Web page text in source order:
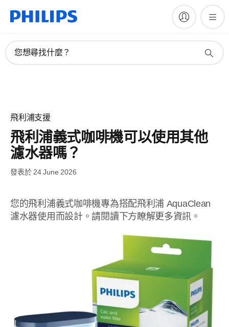
您想尋找什麼？
飛利浦支援
飛利浦義式咖啡機可以使用其他
濾水器嗎？
發表於 24 June 2026
您的飛利浦義式咖啡機專為搭配飛利浦 AquaClean
濾水器使用而設計。請閱讀下方瞭解更多資訊。